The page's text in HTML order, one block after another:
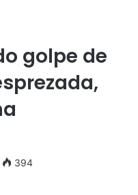
golpe de
394